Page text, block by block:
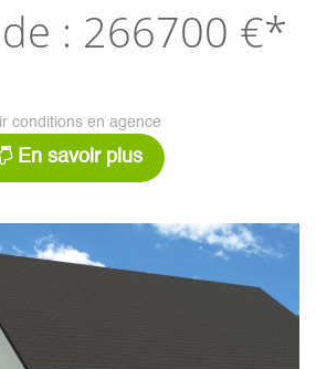
: 266700 €*
conditions en agence
En savoir plus